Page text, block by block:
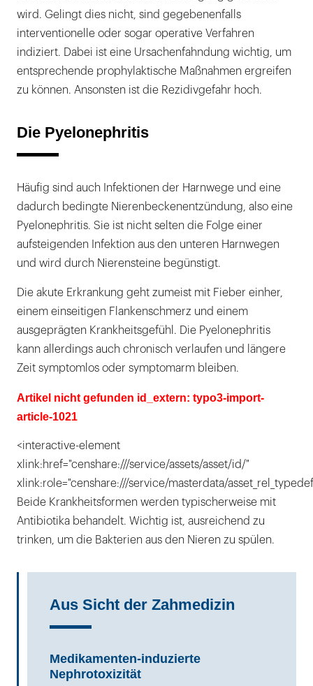
wird. Gelingt dies nicht, sind gegebenenfalls
interventionelle oder sogar operative Verfahren
indiziert. Dabei ist eine Ursachenfahndung wichtig, um
entsprechende prophylaktische Maßnahmen ergreifen
zu können. Ansonsten ist die Rezidivgefahr hoch.
Die Pyelonephritis
Häufig sind auch Infektionen der Harnwege und eine
dadurch bedingte Nierenbeckenentzündung, also eine
Pyelonephritis. Sie ist nicht selten die Folge einer
aufsteigenden Infektion aus den unteren Harnwegen
und wird durch Nierensteine begünstigt.
Die akute Erkrankung geht zumeist mit Fieber einher,
einem einseitigen Flankenschmerz und einem
ausgeprägten Krankheitsgefühl. Die Pyelonephritis
kann allerdings auch chronisch verlaufen und längere
Zeit symptomlos oder symptomarm bleiben.
Artikel nicht gefunden id_extern: typo3-import-
article-1021
<interactive-element
xlink:href="censhare:///service/assets/asset/id/"
xlink:role="censhare:///service/masterdata/
Beide Krankheitsformen werden typischerweise mit
Antibiotika behandelt. Wichtig ist, ausreichend zu
trinken, um die Bakterien aus den Nieren zu spülen.
Aus Sicht der Zahmedizin
Medikamenten-induzierte
Nephrotoxizität